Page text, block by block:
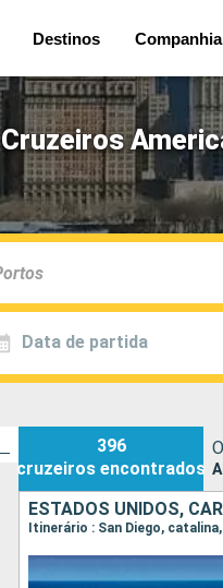
Destinos Companhia
Cruzeiros
Data de partida
396
cruzeiros encontrados
ESTADOS UNIDOS,
Itinerário : San Diego,